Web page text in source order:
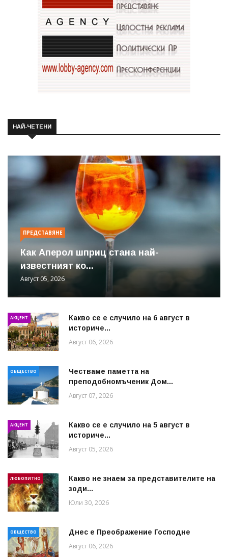
НАЙ-ЧЕТЕНИ
ПРЕДСТАВЯНЕ
Как Аперол шприц стана най-
известният ко...
Август 05, 2026
АКЦЕНТ
Какво се е случило на 6 август в
историче...
Август 06, 2026
ОБЩЕСТВО
Честваме паметта на
преподобномъченик Дом...
Август 07, 2026
АКЦЕНТ
Какво се е случило на 5 август в
историче...
Август 05, 2026
ЛЮБОПИТНО
Какво не знаем за представителите на
зоди...
Юли 30, 2026
ОБЩЕСТВО Днес е Преображение Господне
Август 06, 2026